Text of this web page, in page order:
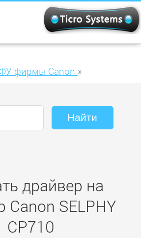
фирмы Canon »
драйвер на
Canon SELPHY
CP710